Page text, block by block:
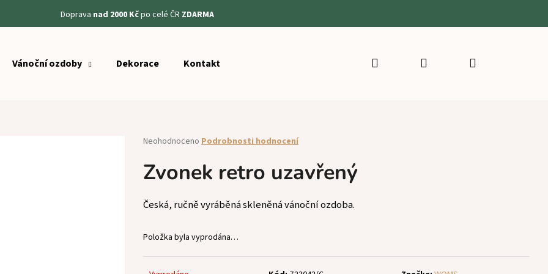
Doprava nad 2000 Kčpo celé ČR ZDARMA
Vánoční ozdoby Dekorace Kontakt Hledat PřihlášeníNákupní
Průměrné
produktu
je
z
5
Neohodnoceno Podrobnosti hodnocení
Zvonek retro uzavřený
Česká, ručně vyráběná skleněná vánoční ozdoba.
Položka byla vyprodána…
Co potřebujete najít?